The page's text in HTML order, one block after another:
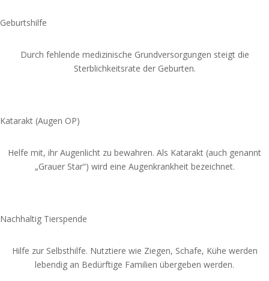
Geburtshilfe
Durch fehlende medizinische Grundversorgungen steigt die
Sterblichkeitsrate der Geburten.
Katarakt (Augen OP)
Helfe mit, ihr Augenlicht zu bewahren. Als Katarakt (auch genannt
„Grauer Star“) wird eine Augenkrankheit bezeichnet.
Nachhaltig Tierspende
Hilfe zur Selbsthilfe. Nutztiere wie Ziegen, Schafe, Kühe werden
lebendig an Bedürftige Familien übergeben werden.